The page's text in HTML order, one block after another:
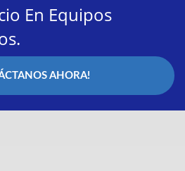
En Equipos
AHORA!